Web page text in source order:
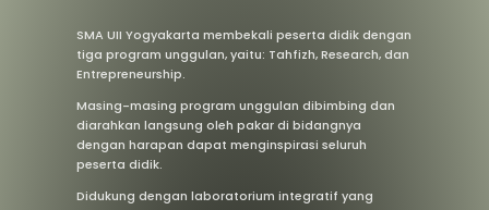
SMA UII Yogyakarta membekali peserta didik dengan
tiga program unggulan, yaitu: Tahfizh, Research, dan
Entrepreneurship.
Masing-masing program unggulan dibimbing dan
diarahkan langsung oleh pakar di bidangnya
dengan harapan dapat menginspirasi seluruh
peserta didik.
Didukung dengan laboratorium integratif yang